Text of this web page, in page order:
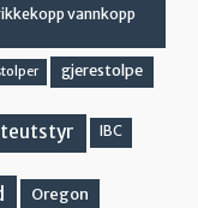
vannkopp
gjerestolpe
IBC
Oregon